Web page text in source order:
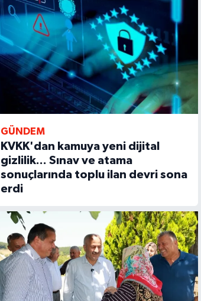
GÜNDEM
KVKK'dan kamuya yeni dijital
gizlilik... Sınav ve atama
sonuçlarında toplu ilan devri sona
erdi